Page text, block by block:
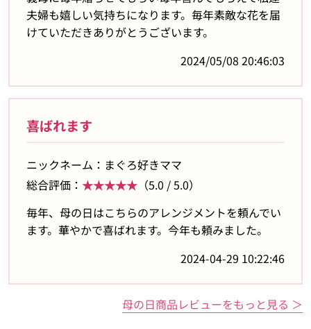
夫婦も嬉しい気持ちになります。毎年素敵な花を届
けていただきありがとうございます。
2024/05/08 20:46:03
喜ばれます
ニックネーム：まぐろ好きママ
総合評価： ★★★★★（5.0 / 5.0）
毎年、母の日はこちらのアレンジメントを頼んでい
ます。華やかで喜ばれます。今年も頼みました。
2024-04-29 10:22:46
母の日商品レビューをもっと見る ＞